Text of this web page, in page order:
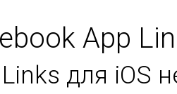
App
для iOS